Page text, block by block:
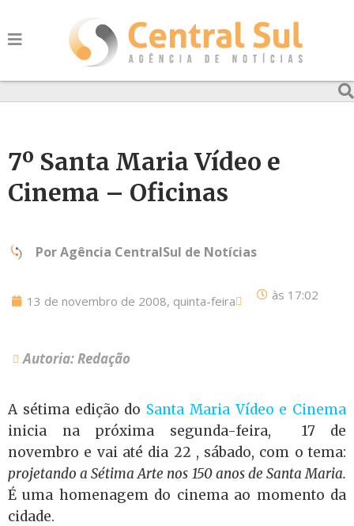
7º Santa Maria Vídeo e
Cinema – Oficinas
PorAgência CentralSul de Notícias
13 de novembro de 2008, quinta-feira às 17:02
Autoria: Redação
A sétima edição do Santa Maria Vídeo e Cinema
inicia na próxima segunda-feira, 17 de
novembro e vai até dia 22 , sábado, com o tema:
projetando a Sétima Arte nos 150 anos de Santa Maria.
É uma homenagem do cinema ao momento da
cidade.